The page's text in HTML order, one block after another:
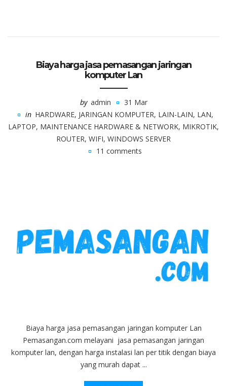
Biaya harga jasa pemasangan jaringan
komputer Lan
by admin
31 Mar
in HARDWARE, JARINGAN KOMPUTER, LAIN-LAIN, LAN,
LAPTOP, MAINTENANCE HARDWARE & NETWORK, MIKROTIK,
ROUTER, WIFI, WINDOWS SERVER
11 comments
Biaya harga jasa pemasangan jaringan komputer Lan
Pemasangan.com melayani jasa pemasangan jaringan
komputer lan, dengan harga instalasi lan per titik dengan biaya
yang murah dapat ...